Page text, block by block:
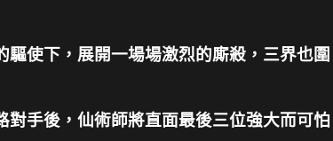
使下，展開一場場激烈的廝殺，三界也圍
手後，仙術師將直面最後三位強大而可怕